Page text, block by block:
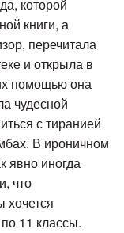
которой
книги, а
перечитала
и открыла в
помощью она
чудесной
с тиранией
В ироничном
явно иногда
что
11 классы.